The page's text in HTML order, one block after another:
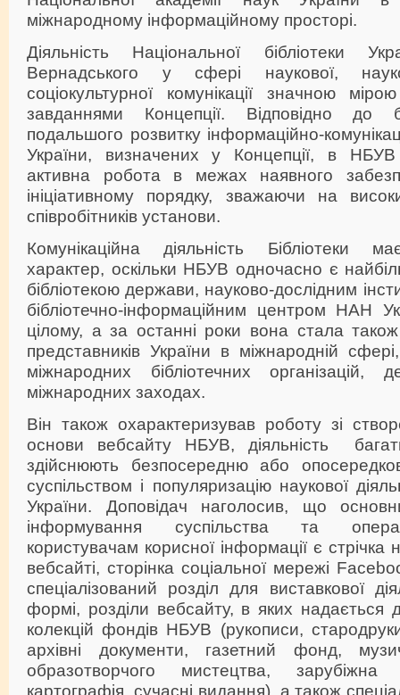
міжнародному інформаційному просторі.
Діяльність Національної бібліотеки
Вернадського у сфері наукової,
соціокультурної комунікації значною
завданнями Концепції. Відповідно до
подальшого розвитку інформаційно-
України, визначених у Концепції, в НБУВ
активна робота в межах наявного
ініціативному порядку, зважаючи на
співробітників установи.
Комунікаційна діяльність Бібліотеки
характер, оскільки НБУВ одночасно є
бібліотекою держави, науково-дослідним
бібліотечно-інформаційним центром НАН
цілому, а за останні роки вона стала
представників України в міжнародній
міжнародних бібліотечних
міжнародних заходах.
Він також охарактеризував роботу зі
основи вебсайту НБУВ, діяльність
здійснюють безпосередню або
суспільством і популяризацію наукової
України. Доповідач наголосив, що
інформування суспільства та
користувачам корисної інформації є
вебсайті, сторінка соціальної мережі
спеціалізований розділ для виставкової
формі, розділи вебсайту, в яких надається
колекцій фондів НБУВ (рукописи, стародруки,
архівні документи, газетний фонд,
образотворчого мистецтва, зарубіжна
картографія, сучасні видання), а також